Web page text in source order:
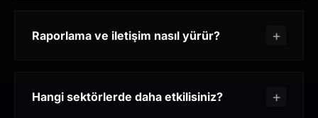
Raporlama ve iletişim nasıl yürür?
Hangi sektörlerde daha etkilisiniz?